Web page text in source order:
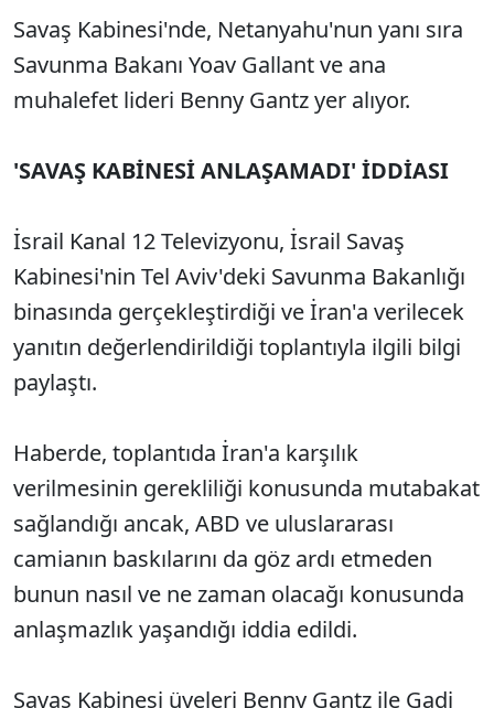
Savaş Kabinesi'nde, Netanyahu'nun yanı sıra
Savunma Bakanı Yoav Gallant ve ana
muhalefet lideri Benny Gantz yer alıyor.
'SAVAŞ KABİNESİ ANLAŞAMADI' İDDİASI
İsrail Kanal 12 Televizyonu, İsrail Savaş
Kabinesi'nin Tel Aviv'deki Savunma Bakanlığı
binasında gerçekleştirdiği ve İran'a verilecek
yanıtın değerlendirildiği toplantıyla ilgili bilgi
paylaştı.
Haberde, toplantıda İran'a karşılık
verilmesinin gerekliliği konusunda mutabakat
sağlandığı ancak, ABD ve uluslararası
camianın baskılarını da göz ardı etmeden
bunun nasıl ve ne zaman olacağı konusunda
anlaşmazlık yaşandığı iddia edildi.
Savaş Kabinesi üyeleri Benny Gantz ile Gadi